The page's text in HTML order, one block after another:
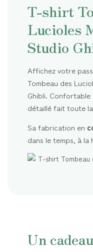
T-shirt
Lucioles
Studio
Affichez votre
Tombeau des
Ghibli.
détaillé fait toute
Sa fabrication en
dans le temps, à la
Un